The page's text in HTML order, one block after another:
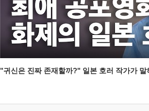
"귀신은 진짜 존재할까?" 일본 호러 작가가